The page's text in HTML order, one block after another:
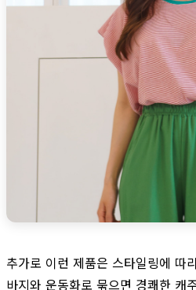
추가로 이런 제품은 스타일링에 따
바지와 운동화로 묶으면 경쾌한 캐